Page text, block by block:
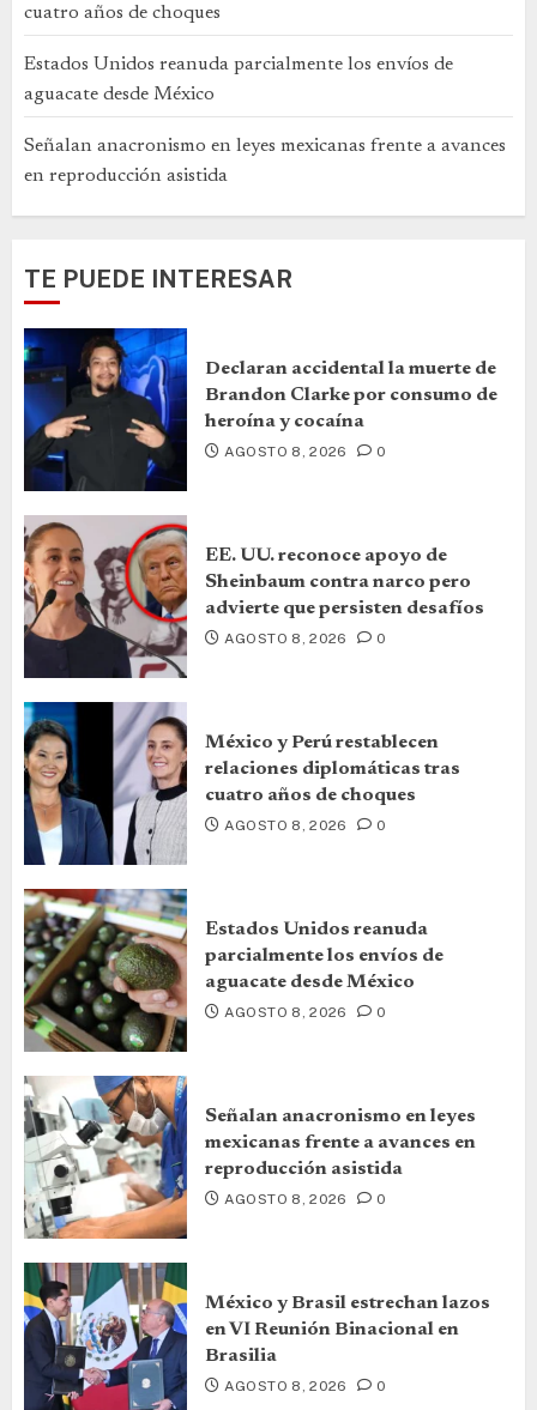
cuatro años de choques
Estados Unidos reanuda parcialmente los envíos de
aguacate desde México
Señalan anacronismo en leyes mexicanas frente a avances
en reproducción asistida
TE PUEDE INTERESAR
Declaran accidental la muerte de
Brandon Clarke por consumo de
heroína y cocaína
AGOSTO 8, 2026 0
EE. UU. reconoce apoyo de
Sheinbaum contra narco pero
advierte que persisten desafíos
AGOSTO 8, 2026 0
México y Perú restablecen
relaciones diplomáticas tras
cuatro años de choques
AGOSTO 8, 2026 0
Estados Unidos reanuda
parcialmente los envíos de
aguacate desde México
AGOSTO 8, 2026 0
Señalan anacronismo en leyes
mexicanas frente a avances en
reproducción asistida
AGOSTO 8, 2026 0
México y Brasil estrechan lazos
en VI Reunión Binacional en
Brasilia
AGOSTO 8, 2026 0